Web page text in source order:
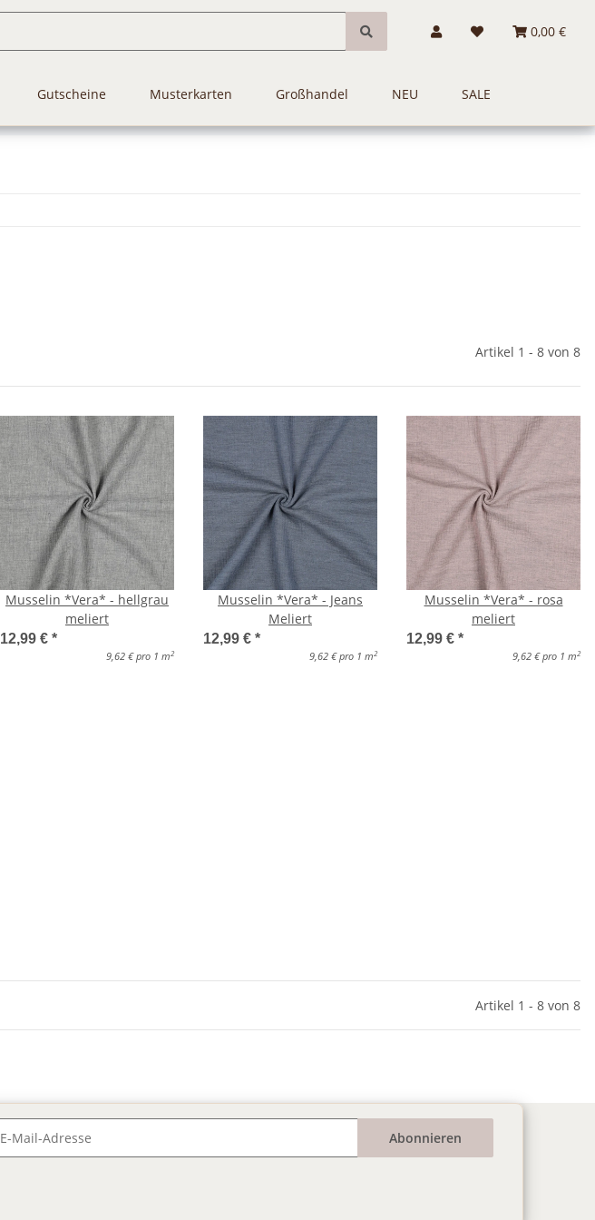
0,00 €
Gutscheine Musterkarten Großhandel NEU SALE
Artikel 1 - 8 von 8
Musselin *Vera* - hellgrau
meliert
12,99 € *
9,62 € pro 1 m2
Musselin *Vera* - Jeans
Meliert
12,99 € *
9,62 € pro 1 m2
Musselin *Vera* - rosa
meliert
12,99 € *
9,62 € pro 1 m2
Artikel 1 - 8 von 8
Abonnieren